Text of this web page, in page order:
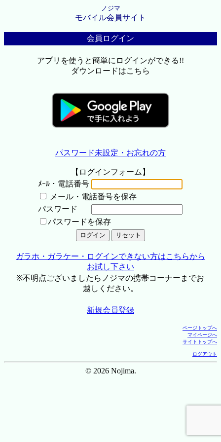
ノジマ
モバイル会員サイト
会員ログイン
アプリを使うと簡単にログインができる!!
ダウンロードはこちら
パスワード未設定・お忘れの方
【ログインフォーム】
ﾒｰﾙ・電話番号
メール・電話番号を保存
パスワード
パスワードを保存
ガラホ・ガラケー・ログインできない方はこちらから
お試し下さい
※不明点ございましたらノジマの携帯コーナーまでお
越しください。
新規会員登録
ページトップへ
マイページへ
サイトトップへ
ログアウト
© 2026 Nojima.